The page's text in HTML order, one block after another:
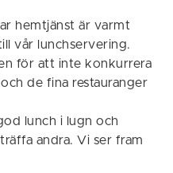
hemtjänst är varmt
vår lunchservering.
för att inte konkurrera
de fina restauranger
lunch i lugn och
andra. Vi ser fram